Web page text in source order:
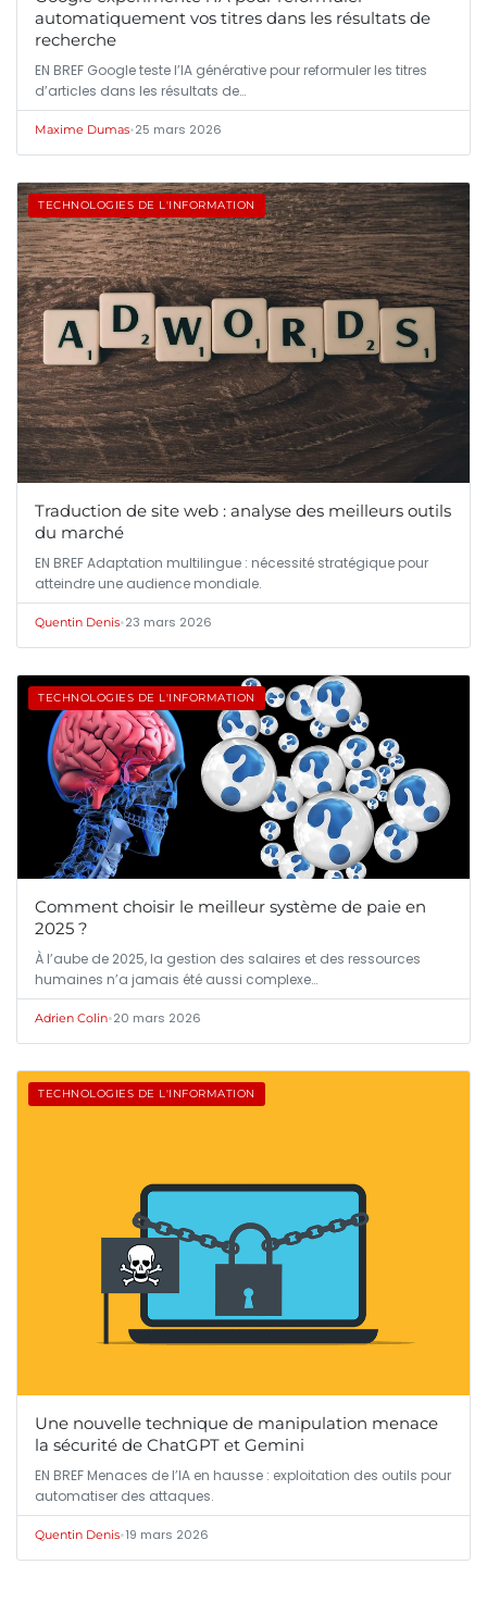
automatiquement vos titres dans les résultats de
recherche
EN BREF Google teste l’IA générative pour reformuler les titres
d’articles dans les résultats de…
Maxime Dumas•25 mars 2026
TECHNOLOGIES DE L'INFORMATION
Traduction de site web : analyse des meilleurs outils
du marché
EN BREF Adaptation multilingue : nécessité stratégique pour
atteindre une audience mondiale.
Quentin Denis•23 mars 2026
TECHNOLOGIES DE L'INFORMATION
Comment choisir le meilleur système de paie en
2025 ?
À l’aube de 2025, la gestion des salaires et des ressources
humaines n’a jamais été aussi complexe…
Adrien Colin•20 mars 2026
TECHNOLOGIES DE L'INFORMATION
Une nouvelle technique de manipulation menace
la sécurité de ChatGPT et Gemini
EN BREF Menaces de l’IA en hausse : exploitation des outils pour
automatiser des attaques.
Quentin Denis•19 mars 2026